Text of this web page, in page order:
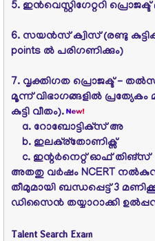
5. ഇന്‍വെസ്റ്റിഗേറ്ററി
6. സയന്‍സ്‌ ക്വിസ്‌ (രണ്ടു
points ൽ പരിഗണിക്കും)
7. വൃക്തിഗത പ്രൊജക്ട്‌ -
മൂന്ന്‌ വിഭാഗങ്ങളില്‍
കുട്ടി വീതം).
a. റോബോട്ടിക്‌സ്‌ അ
b. ഇലക്ര്തോണിക്സ്‌
c. ഇന്റര്‍നെറ്റ്‌ ഓഫ്‌ തിങ്സ്‌
അതതു വര്‍ഷം NCERT നല്‍കുന്ന
തീമുമായി ബന്ധപ്പെട്ട്‌ 3
ഡിസൈന്‍ തയ്യാറാക്കി
Talent Search Exam